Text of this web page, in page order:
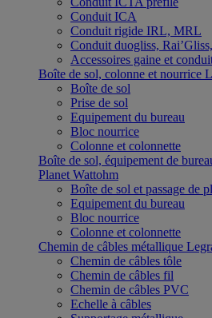
Conduit ICA
Conduit rigide IRL, MRL
Conduit duogliss,
Accessoires gaine et
Boîte de sol, colonne et nourrice
Boîte de sol
Prise de sol
Equipement du bureau
Bloc nourrice
Colonne et colonnette
Boîte de sol, équipement de
Planet Wattohm
Boîte de sol et passage de
Equipement du bureau
Bloc nourrice
Colonne et colonnette
Chemin de câbles métallique
Chemin de câbles tôle
Chemin de câbles fil
Chemin de câbles PVC
Echelle à câbles